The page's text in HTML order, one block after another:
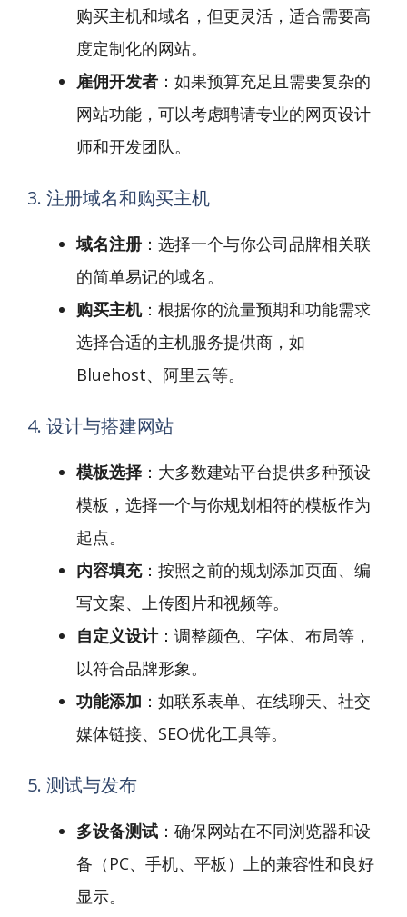
购买主机和域名，但更灵活，适合需要高
度定制化的网站。
雇佣开发者 ：如果预算充足且需要复杂的
网站功能，可以考虑聘请专业的网页设计
师和开发团队。
3. 注册域名和购买主机
域名注册 ：选择一个与你公司品牌相关联
的简单易记的域名。
购买主机：根据你的流量预期和功能需求
选择合适的主机服务提供商，如
Bluehost、阿里云等。
4. 设计与搭建网站
模板选择 ：大多数建站平台提供多种预设
模板，选择一个与你规划相符的模板作为
起点。
内容填充：按照之前的规划添加页面、编
写文案、上传图片和视频等。
自定义设计：调整颜色、字体、布局等，
以符合品牌形象。
功能添加 ：如联系表单、在线聊天、社交
媒体链接、SEO优化工具等。
5. 测试与发布
多设备测试 ：确保网站在不同浏览器和设
备（PC、手机、平板）上的兼容性和良好
显示。